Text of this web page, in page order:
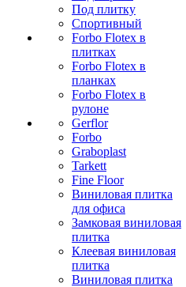
Под плитку
Спортивный
Forbo Flotex в
плитках
Forbo Flotex в
планках
Forbo Flotex в
рулоне
Gerflor
Forbo
Graboplast
Tarkett
Fine Floor
Виниловая плитка
для офиса
Замковая виниловая
плитка
Клеевая виниловая
плитка
Виниловая плитка